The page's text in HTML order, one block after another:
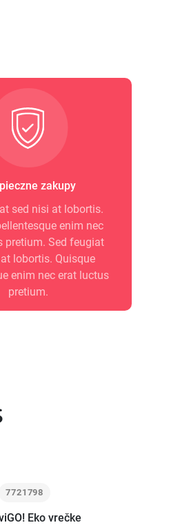
zakupy
sed nisi at lobortis.
enim nec
pretium. Sed feugiat
lobortis. Quisque
enim nec erat luctus
pretium.
7721798
Eko vrečke